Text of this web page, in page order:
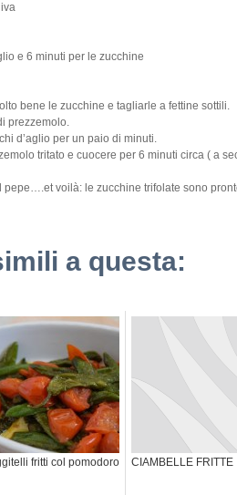
e 6 minuti per le zucchine
bene le zucchine e tagliarle a fettine sottili.
prezzemolo.
d’aglio per un paio di minuti.
tritato e cuocere per 6 minuti circa ( a
pepe….et voilà: le zucchine trifolate sono
a questa:
fritti col pomodoro CIAMBELLE FRITTE